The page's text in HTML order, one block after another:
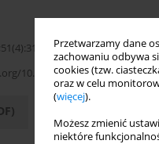
Przetwarzamy dane
zachowaniu odbywa
cookies (tzw.
oraz w celu
(więcej).
Możesz zmienić
niektóre
315
10.5114/reum.2013.37561